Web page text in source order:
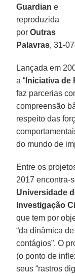
Guardian e
reproduzida
porOutras
Palavras, 31-
Lançada em
a “ Iniciativa de
faz parcerias
compreensão
respeito das
do mundo de
Entre os
2017 encontra-
Universidade
Investigação
que tem por
“da dinâmica
contágios”. O
(o ponto de
seus “rastros